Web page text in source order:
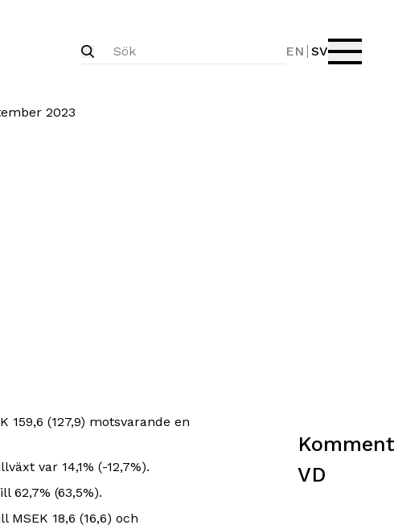
EN SV
2023
159,6 (127,9) motsvarande en
var 14,1% (-12,7%).
62,7% (63,5%).
18,6 (16,6) och
VD